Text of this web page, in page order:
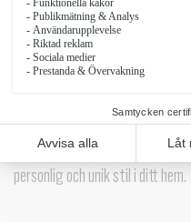
en generös bred volang
sittplats till en mysig och
snyggt kuddfodral som sätter
ger en generös och fyllig look
kombinera dem med andra
personlig och unik stil i ditt hem.